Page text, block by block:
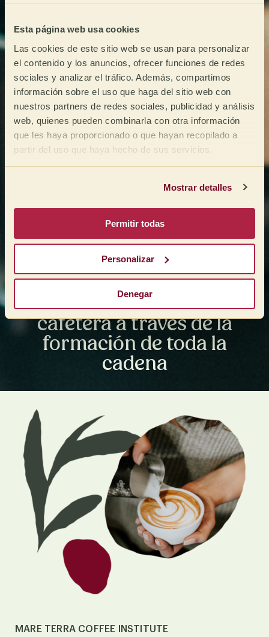
Esta página web usa cookies
Las cookies de este sitio web se usan para personalizar
el contenido y los anuncios, ofrecer funciones de redes
sociales y analizar el tráfico. Además, compartimos
información sobre el uso que haga del sitio web con
nuestros partners de redes sociales, publicidad y análisis
web, quienes pueden combinarla con otra información
que les haya proporcionado o que hayan recopilado a
partir del uso que haya hecho de sus servicios.
Mostrar detalles
Permitir todas
Personalizar
Denegar
Fomentamos la cultura
cafetera a través de la
formación de toda la
cadena
MARE TERRA COFFEE INSTITUTE